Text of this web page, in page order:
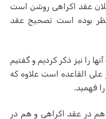
عقد اکراهی روشن است
بوده است تصحیح عقد
را نیز ذکر کردیم و گفتیم
القاعده است علاوه که
فهمید.
هم در عقد اکراهی و هم در